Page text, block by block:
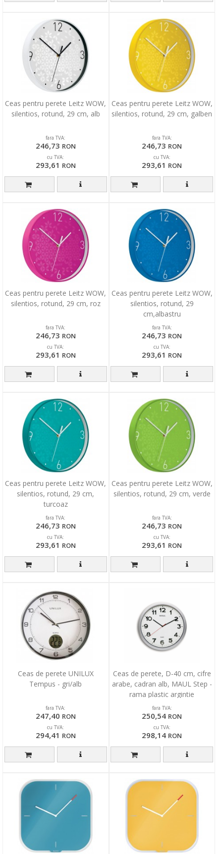
Ceas pentru perete Leitz WOW,
silentios, rotund, 29 cm, alb
fara TVA:
246,73 RON
cu TVA:
293,61 RON
Ceas pentru perete Leitz WOW,
silentios, rotund, 29 cm, galben
fara TVA:
246,73 RON
cu TVA:
293,61 RON
Ceas pentru perete Leitz WOW,
silentios, rotund, 29 cm, roz
fara TVA:
246,73 RON
cu TVA:
293,61 RON
Ceas pentru perete Leitz WOW,
silentios, rotund, 29
cm,albastru
fara TVA:
246,73 RON
cu TVA:
293,61 RON
Ceas pentru perete Leitz WOW,
silentios, rotund, 29 cm,
turcoaz
fara TVA:
246,73 RON
cu TVA:
293,61 RON
Ceas pentru perete Leitz WOW,
silentios, rotund, 29 cm, verde
fara TVA:
246,73 RON
cu TVA:
293,61 RON
Ceas de perete UNILUX
Tempus - gri/alb
fara TVA:
247,40 RON
cu TVA:
294,41 RON
Ceas de perete, D-40 cm, cifre
arabe, cadran alb, MAUL Step -
rama plastic argintie
fara TVA:
250,54 RON
cu TVA:
298,14 RON